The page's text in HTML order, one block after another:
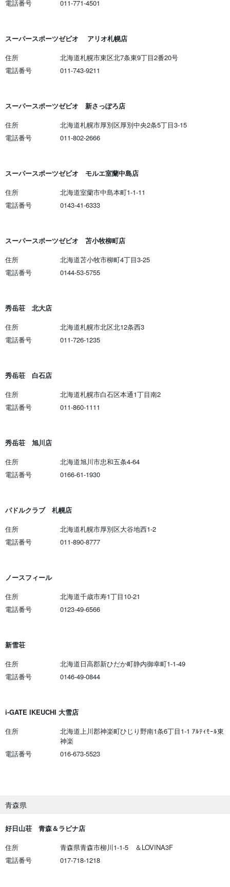
電話番号 011-771-4501
スーパースポーツゼビオ アリオ札幌店
住所
北海道札幌市東区北7条東9丁目2番20号
電話番号
011-743-9211
スーパースポーツゼビオ 新さっぽろ店
住所
北海道札幌市厚別区厚別中央2条5丁目3-15
電話番号
011-802-2666
スーパースポーツゼビオ モルエ室蘭中島店
住所
北海道室蘭市中島本町1-1-11
電話番号
0143-41-6333
スーパースポーツゼビオ 苫小牧柳町店
住所
北海道苫小牧市柳町4丁目3-25
電話番号
0144-53-5755
秀岳荘 北大店
住所
北海道札幌市北区北12条西3
電話番号
011-726-1235
秀岳荘 白石店
住所
北海道札幌市白石区本通1丁目南2
電話番号
011-860-1111
秀岳荘 旭川店
住所
北海道旭川市忠和五条4-64
電話番号
0166-61-1930
パドルクラブ 札幌店
住所
北海道札幌市厚別区大谷地西1-2
電話番号
011-890-8777
ノースフィール
住所
北海道千歳市寿1丁目10-21
電話番号
0123-49-6566
新雪荘
住所
北海道日高郡新ひだか町静内御幸町1-1-49
電話番号
0146-49-0844
i-GATE IKEUCHI 大雪店
住所
北海道上川郡神楽町ひじり野南1条6丁目1-1 ｱﾙﾃｨﾓｰﾙ東
神楽
電話番号
016-673-5523
青森県
好日山荘 青森＆ラビナ店
住所
青森県青森市柳川1-1-5 ＆LOVINA3F
電話番号
017-718-1218